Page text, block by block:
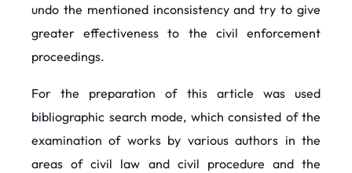
undo the mentioned inconsistency and try to give
greater effectiveness to the civil enforcement
proceedings.
For the preparation of this article was used
bibliographic search mode, which consisted of the
examination of works by various authors in the
areas of civil law and civil procedure and the